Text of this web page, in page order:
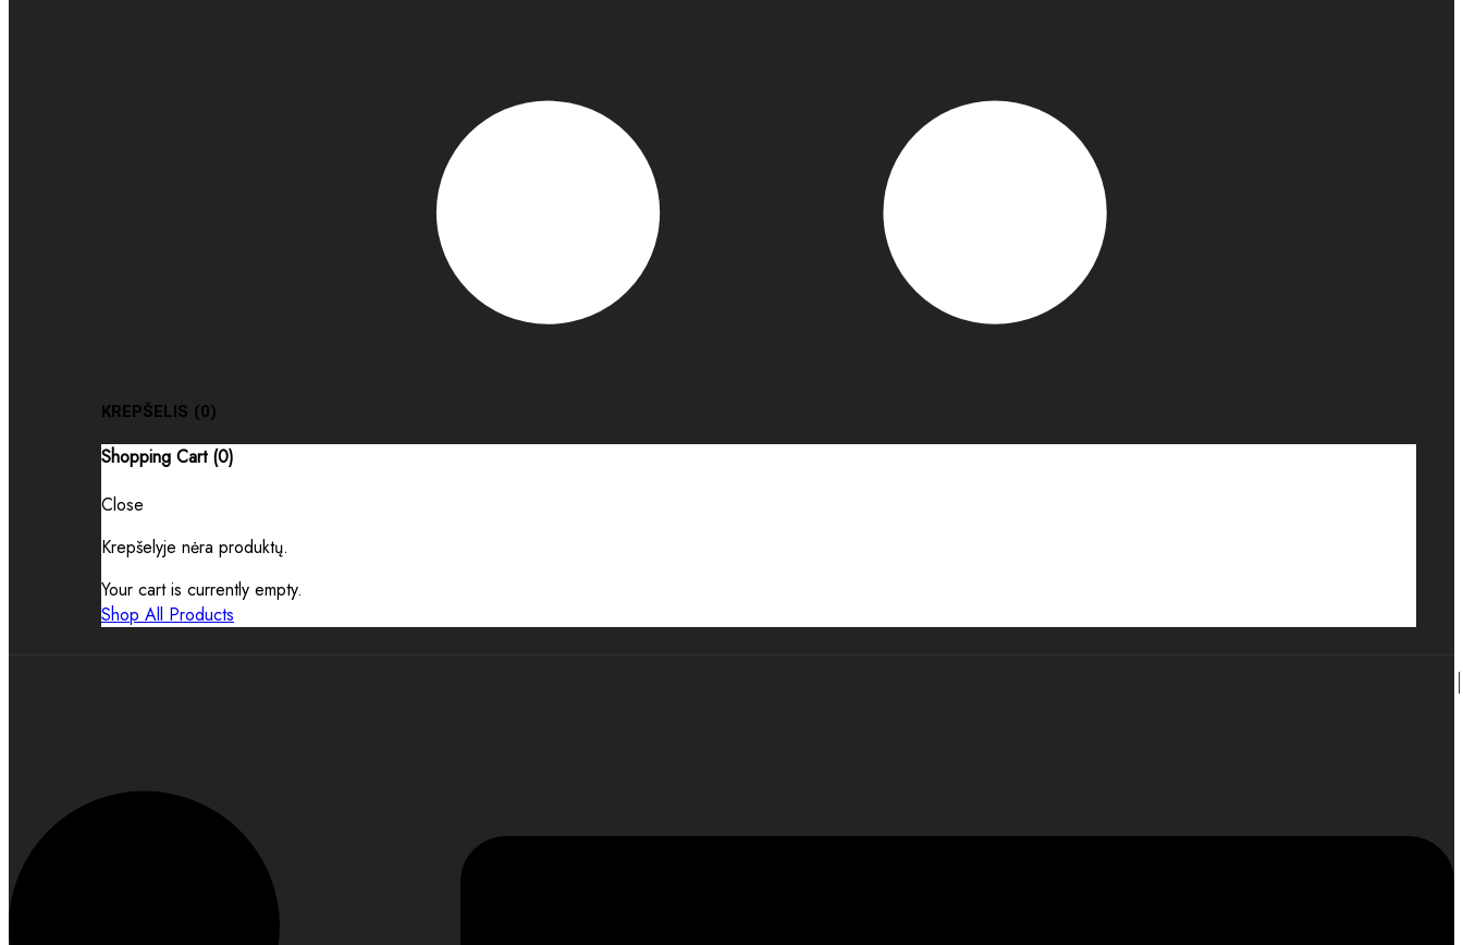
KREPŠELIS (0)
Shopping Cart (0)
Close
Krepšelyje nėra produktų.
Your cart is currently empty.
Shop All Products